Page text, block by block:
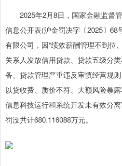
2025年2月8日，国家金融监督
信息公开表(沪金罚决字〔2025〕68
有限公司，因“绩效薪酬管理不到位
关系人发放信用贷款、贷款五级分
备、贷款管理严重违反审慎经营规则
以贷收费、质价不符、大额风险暴
信息科技运行和系统开发未有效分
罚没共计680.116088万元。